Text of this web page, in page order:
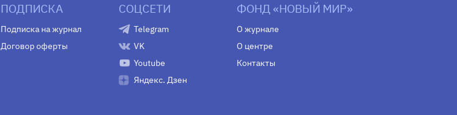
ПОДПИСКА
Подписка на журнал
Договор оферты
СОЦСЕТИ
Telegram
VK
Youtube
Яндекс. Дзен
ФОНД «НОВЫЙ МИР»
О журнале
О центре
Контакты